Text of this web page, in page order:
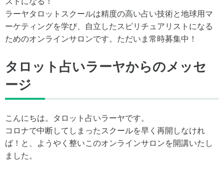
ラーヤタロットスクールは精度の高い占い技術と地球用マ
ーケティングを学び、自立したスピリチュアリストになる
ためのオンラインサロンです。ただいま常時募集中！
タロット占いラーヤからのメッセ
ージ
こんにちは。タロット占いラーヤです。
コロナで中断してしまったスクールを早く再開しなけれ
ば！と、ようやく整いこのオンラインサロンを開講いたし
ました。